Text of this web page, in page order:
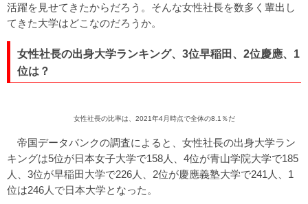
活躍を見せてきたからだろう。そんな女性社長を数多く輩出し
てきた大学はどこなのだろうか。
女性社長の出身大学ランキング、3位早稲田、2位慶應、1
位は？
女性社長の比率は、2021年4月時点で全体の8.1％だ
帝国データバンクの調査によると、女性社長の出身大学ラン
キングは5位が日本女子大学で158人、4位が青山学院大学で185
人、3位が早稲田大学で226人、2位が慶應義塾大学で241人、1
位は246人で日本大学となった。